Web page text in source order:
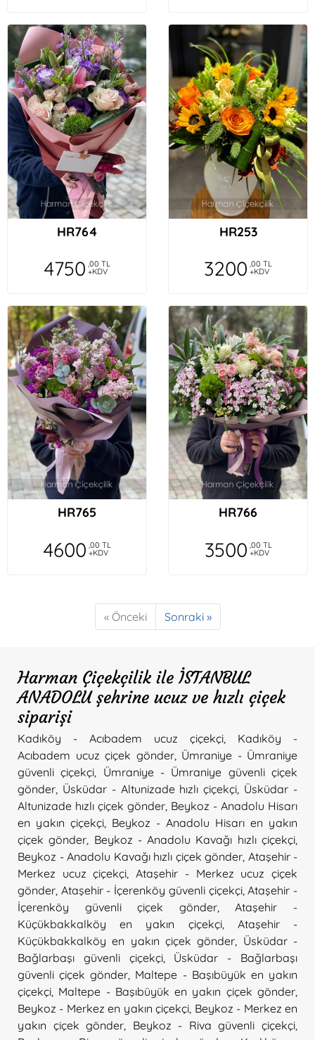
HR764
4750 ,00 TL
+KDV
HR253
3200 ,00 TL
+KDV
HR765
4600 ,00 TL
+KDV
HR766
3500 ,00 TL
+KDV
« Önceki Sonraki »
Harman Çiçekçilik ile İSTANBUL
ANADOLU şehrine ucuz ve hızlı çiçek
siparişi
Kadıköy - Acıbadem ucuz çiçekçi
Kadıköy -
Acıbadem ucuz çiçek gönder, Ümraniye - Ümraniye
güvenli çiçekçi
Ümraniye - Ümraniye güvenli çiçek
gönder Üsküdar - Altunizade hızlı çiçekçi Üsküdar -
Altunizade hızlı çiçek gönder Beykoz - Anadolu Hisarı
en yakın çiçekçi Beykoz - Anadolu Hisarı en yakın
çiçek gönder Beykoz - Anadolu Kavağı hızlı çiçekçi
Beykoz - Anadolu Kavağı hızlı çiçek gönder Ataşehir -
Merkez ucuz çiçekçi ,Ataşehir - Merkez ucuz çiçek
gönder Ataşehir - İçerenköy güvenli çiçekçi,Ataşehir -
İçerenköy güvenli çiçek gönder,Ataşehir -
Küçükbakkalköy en yakın çiçekçi, Ataşehir -
Küçükbakkalköy en yakın çiçek gönder
Üsküdar -
Bağlarbaşı güvenli çiçekçi, Üsküdar - Bağlarbaşı
güvenli çiçek gönder Maltepe - Başıbüyük en yakın
çiçekçi Maltepe - Başıbüyük en yakın çiçek gönder
Beykoz - Merkez en yakın çiçekçi Beykoz - Merkez en
yakın çiçek gönder
Beykoz - Riva güvenli çiçekçi